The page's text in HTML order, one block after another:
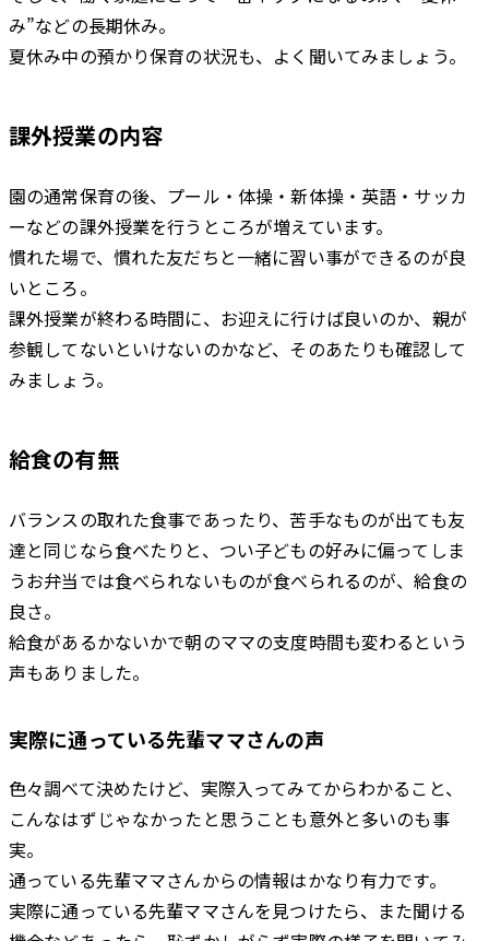
み”などの長期休み。
夏休み中の預かり保育の状況も、よく聞いてみましょう。
課外授業の内容
園の通常保育の後、プール・体操・新体操・英語・サッカ
ーなどの課外授業を行うところが増えています。
慣れた場で、慣れた友だちと一緒に習い事ができるのが良
いところ。
課外授業が終わる時間に、お迎えに行けば良いのか、親が
参観してないといけないのかなど、そのあたりも確認して
みましょう。
給食の有無
バランスの取れた食事であったり、苦手なものが出ても友
達と同じなら食べたりと、つい子どもの好みに偏ってしま
うお弁当では食べられないものが食べられるのが、給食の
良さ。
給食があるかないかで朝のママの支度時間も変わるという
声もありました。
実際に通っている先輩ママさんの声
色々調べて決めたけど、実際入ってみてからわかること、
こんなはずじゃなかったと思うことも意外と多いのも事
実。
通っている先輩ママさんからの情報はかなり有力です。
実際に通っている先輩ママさんを見つけたら、また聞ける